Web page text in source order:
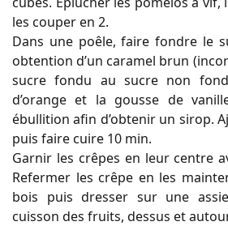
les couper en 2.
Dans une poêle, faire fondre le
obtention d’un caramel brun
sucre fondu au sucre non
d’orange et la gousse de
ébullition afin d’obtenir un sirop.
puis faire cuire 10 min.
Garnir les crêpes en leur centre
Refermer les crêpe en les
bois puis dresser sur une
cuisson des fruits, dessus et